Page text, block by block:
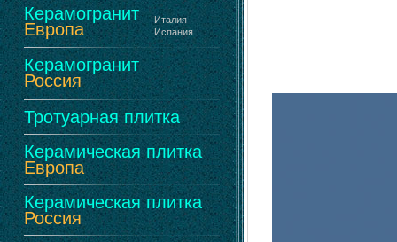
Керамогранит
Европа
Италия
Испания
Керамогранит
Россия
Тротуарная плитка
Керамическая плитка
Европа
Керамическая плитка
Россия